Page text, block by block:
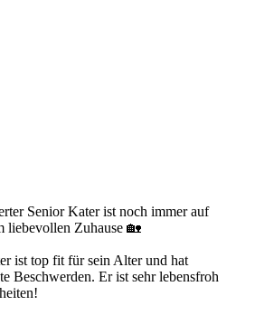
Senior Kater ist noch immer auf
liebevollen Zuhause 🏡
ist top fit für sein Alter und hat
Beschwerden. Er ist sehr lebensfroh